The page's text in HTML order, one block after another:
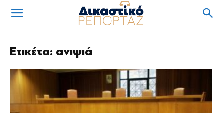
Ετικέτα: ανιψιά